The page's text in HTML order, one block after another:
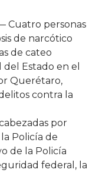
Cuatro personas
de narcótico
de cateo
Estado en el
Querétaro,
contra la
por
Policía de
de la Policía
federal, la